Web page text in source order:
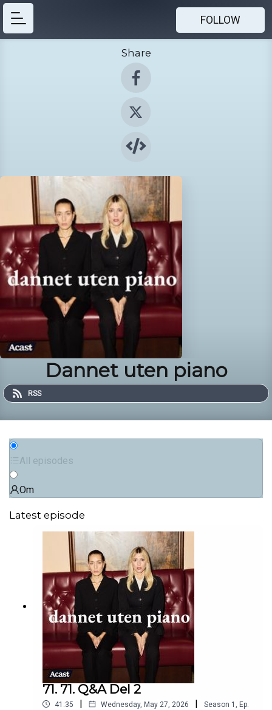
FOLLOW
Share
Dannet uten piano
RSS
All episodes
Om
Latest episode
71. 71. Q&A Del 2
41:35 | Wednesday, May 27, 2026 | Season 1 , Ep.